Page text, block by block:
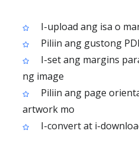
I-upload ang isa o
Piliin ang gustong
I-set ang margins
ng image
Piliin ang page
artwork mo
I-convert at i-